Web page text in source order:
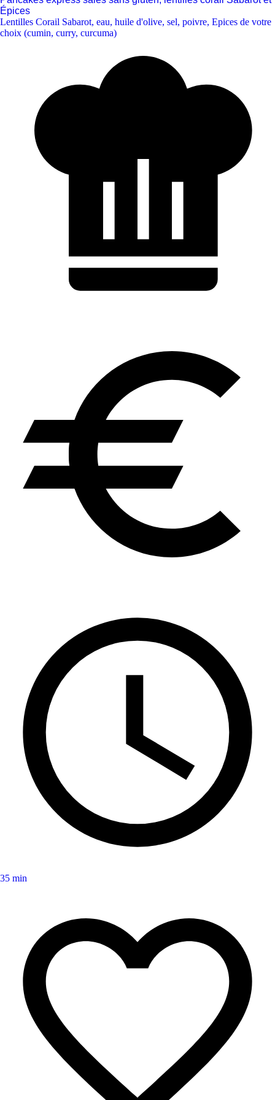
Épices
Lentilles Corail Sabarot, eau, huile d'olive, sel, poivre, Epices de votre
choix (cumin, curry, curcuma)
35 min